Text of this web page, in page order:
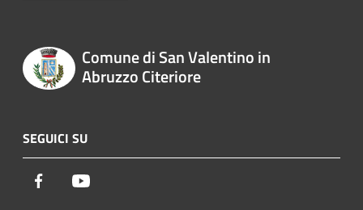
Comune di San Valentino in
Abruzzo Citeriore
SEGUICI SU
Facebook